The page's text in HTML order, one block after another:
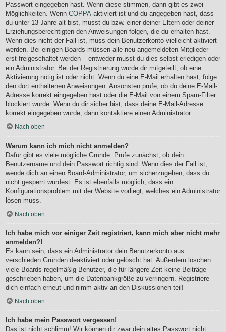
Passwort eingegeben hast. Wenn diese stimmen, dann gibt es zwei
Möglichkeiten. Wenn COPPA aktiviert ist und du angegeben hast, dass
du unter 13 Jahre alt bist, musst du bzw. einer deiner Eltern oder deiner
Erziehungsberechtigten den Anweisungen folgen, die du erhalten hast.
Wenn dies nicht der Fall ist, muss dein Benutzerkonto vielleicht aktiviert
werden. Bei einigen Boards müssen alle neu angemeldeten Mitglieder
erst freigeschaltet werden – entweder musst du dies selbst erledigen oder
ein Administrator. Bei der Registrierung wurde dir mitgeteilt, ob eine
Aktivierung nötig ist oder nicht. Wenn du eine E-Mail erhalten hast, folge
den dort enthaltenen Anweisungen. Ansonsten prüfe, ob du deine E-Mail-
Adresse korrekt eingegeben hast oder die E-Mail von einem Spam-Filter
blockiert wurde. Wenn du dir sicher bist, dass deine E-Mail-Adresse
korrekt eingegeben wurde, dann kontaktiere einen Administrator.
Nach oben
Warum kann ich mich nicht anmelden?
Dafür gibt es viele mögliche Gründe. Prüfe zunächst, ob dein
Benutzername und dein Passwort richtig sind. Wenn dies der Fall ist,
wende dich an einen Board-Administrator, um sicherzugehen, dass du
nicht gesperrt wurdest. Es ist ebenfalls möglich, dass ein
Konfigurationsproblem mit der Website vorliegt, welches ein Administrator
lösen muss.
Nach oben
Ich habe mich vor einiger Zeit registriert, kann mich aber nicht mehr
anmelden?!
Es kann sein, dass ein Administrator dein Benutzerkonto aus
verschieden Gründen deaktiviert oder gelöscht hat. Außerdem löschen
viele Boards regelmäßig Benutzer, die für längere Zeit keine Beiträge
geschrieben haben, um die Datenbankgröße zu verringern. Registriere
dich einfach erneut und nimm aktiv an den Diskussionen teil!
Nach oben
Ich habe mein Passwort vergessen!
Das ist nicht schlimm! Wir können dir zwar dein altes Passwort nicht